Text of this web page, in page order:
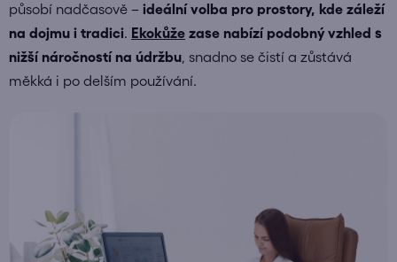
působí nadčasově – ideální volba pro prostory, kde záleží
na dojmu i tradici. Ekokůže zase nabízí podobný vzhled s
nižší náročností na údržbu , snadno se čistí a zůstává
měkká i po delším používání.